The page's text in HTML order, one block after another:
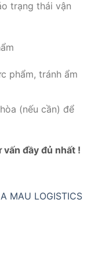
trạng thái vận
phẩm, tránh ẩm
(nếu cần) để
đầy đủ nhất !
MAU LOGISTICS